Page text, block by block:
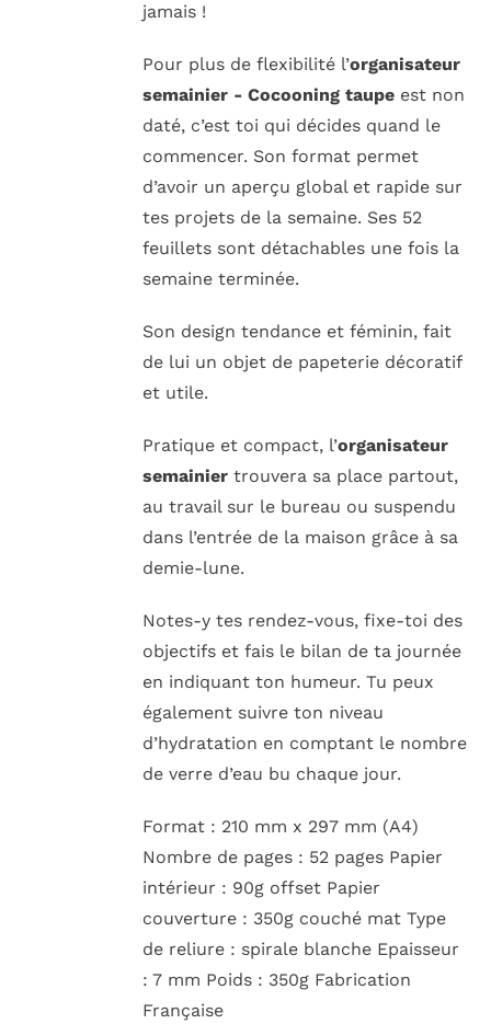
jamais !
Pour plus de flexibilité l’organisateur
semainier - Cocooning taupe est non
daté, c’est toi qui décides quand le
commencer. Son format permet
d’avoir un aperçu global et rapide sur
tes projets de la semaine. Ses 52
feuillets sont détachables une fois la
semaine terminée.
Son design tendance et féminin, fait
de lui un objet de papeterie décoratif
et utile.
Pratique et compact, l’organisateur
semainier trouvera sa place partout,
au travail sur le bureau ou suspendu
dans l’entrée de la maison grâce à sa
demie-lune.
Notes-y tes rendez-vous, fixe-toi des
objectifs et fais le bilan de ta journée
en indiquant ton humeur. Tu peux
également suivre ton niveau
d’hydratation en comptant le nombre
de verre d’eau bu chaque jour.
Format : 210 mm x 297 mm (A4)
Nombre de pages : 52 pages Papier
intérieur : 90g offset Papier
couverture : 350g couché mat Type
de reliure : spirale blanche Epaisseur
: 7 mm Poids : 350g Fabrication
Française